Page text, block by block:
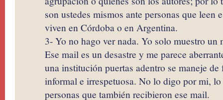
son ustedes mismos ante personas que leen
viven en Córdoba o en Argentina.
3- Yo no hago ver nada. Yo solo muestro
Ese mail es un desastre y me parece
una institución puertas adentro se maneje
informal e irrespetuosa. No lo digo por mi,
personas que también recibieron ese mail.